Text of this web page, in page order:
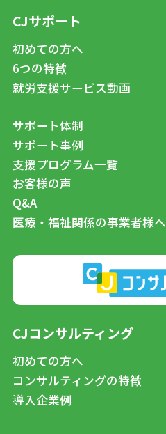
CJサポート
初めての方へ
6つの特徴
就労支援サービス動画
サポート体制
サポート事例
支援プログラム一覧
お客様の声
Q&A
医療・福祉関係の事業者様へ
CJコンサルティング
初めての方へ
コンサルティングの特徴
導入企業例